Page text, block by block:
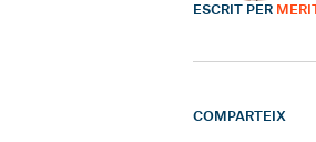
ESCRIT PER
COMPARTEIX